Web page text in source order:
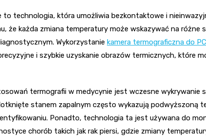
to technologia, która umożliwia bezkontaktowe i
że każda zmiana temperatury może wskazywać na
Wykorzystanie kamera termograficzna do
i szybkie uzyskanie obrazów termicznych, które
termografii w medycynie jest wczesne wykrywanie
stanem zapalnym często wykazują podwyższoną
Ponadto, technologia ta jest używana do
chorób takich jak rak piersi, gdzie zmiany